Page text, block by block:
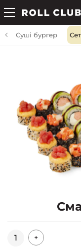
Суші бургер
Кількість
+